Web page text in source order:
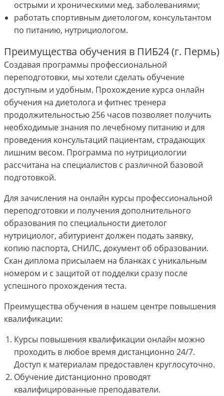
острыми и хроническими мед. заболеваниями;
работать спортивным диетологом, консультантом
по питанию, нутрициологом.
Преимущества обучения в ПИБ24 (г. Пермь)
Создавая программы профессиональной
переподготовки, мы хотели сделать обучение
доступным и удобным. Прохождение курса онлайн
обучения на диетолога и фитнес тренера
продолжительностью 256 часов позволяет получить
необходимые знания по лечебному питанию и для
проведения консультаций пациентам, страдающих
лишним весом. Программа по нутрициологии
рассчитана на специалистов с различной базовой
подготовкой.
Для зачисления на онлайн курсы профессиональной
переподготовки и получения дополнительного
образования по специальности диетолог
нутрициолог, абитуриент должен подать заявку,
копию паспорта, СНИЛС, документ об образовании.
Скан диплома присылаем на бланках с уникальным
номером и с защитой от подделки сразу после
успешного прохождения теста.
Преимущества обучения в нашем центре повышения
квалификации:
Курсы повышения квалификации онлайн можно
проходить в любое время дистанционно 24/7.
Доступ к материалам предоставлен круглосуточно.
Обучение дистанционно проводят
квалифицированные преподаватели.